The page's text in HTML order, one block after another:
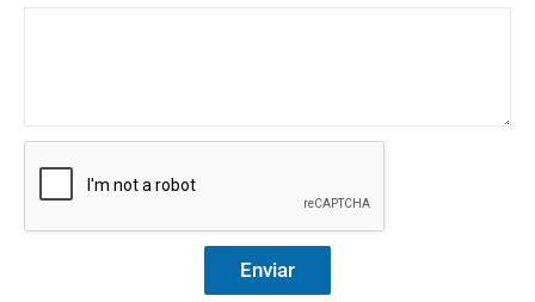
Enviar